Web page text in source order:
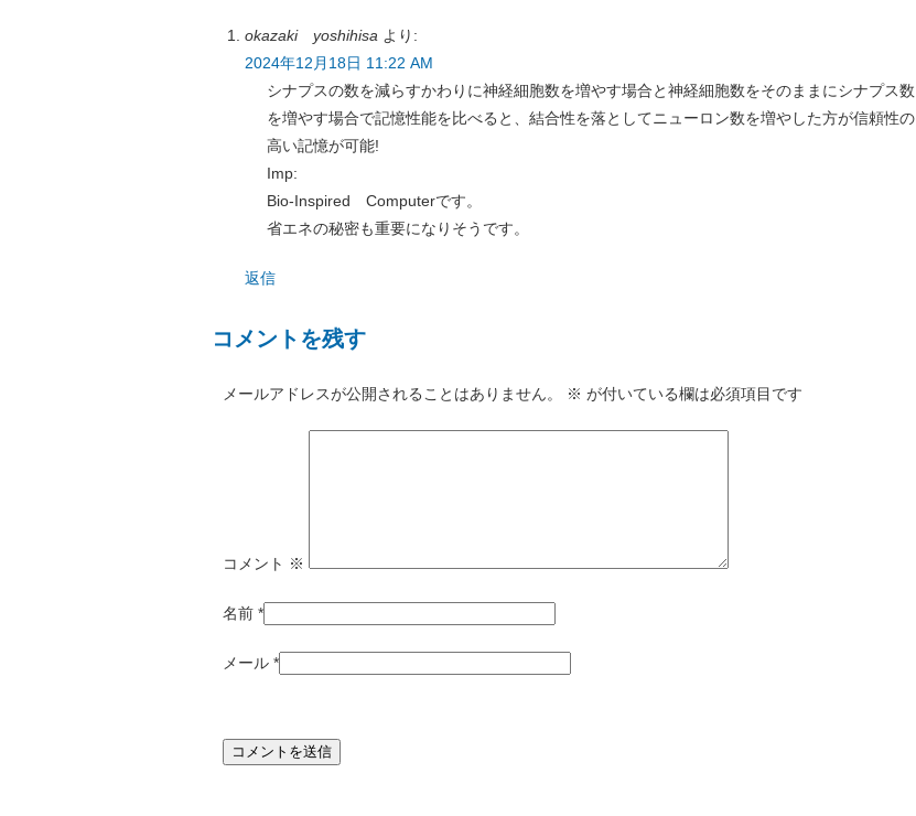
okazaki yoshihisa より:
2024年12月18日 11:22 AM
シナプスの数を減らすかわりに神経細胞数を増やす場合と神経細胞数をそのままにシナプス数
を増やす場合で記憶性能を比べると、結合性を落としてニューロン数を増やした方が信頼性の
高い記憶が可能!
Imp:
Bio-Inspired Computerです。
省エネの秘密も重要になりそうです。
返信
コメントを残す
メールアドレスが公開されることはありません。 ※ が付いている欄は必須項目です
コメント ※
名前 *
メール *